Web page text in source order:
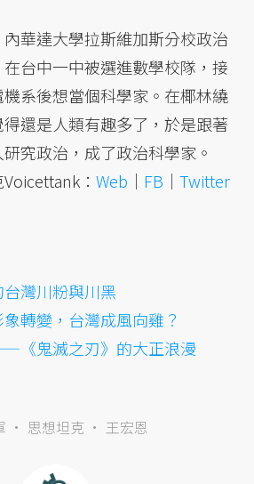
內華達大學拉斯維加斯分校政治
台中一中被選進數學校隊，接
系後想當個科學家。在椰林繞
還是人類有趣多了，於是跟著
究政治，成了政治科學家。
：Web ｜ FB ｜Twitter
灣川粉與川黑
轉變，台灣成風向雞？
《鬼滅之刃》的大正浪漫
思想坦克 王宏恩